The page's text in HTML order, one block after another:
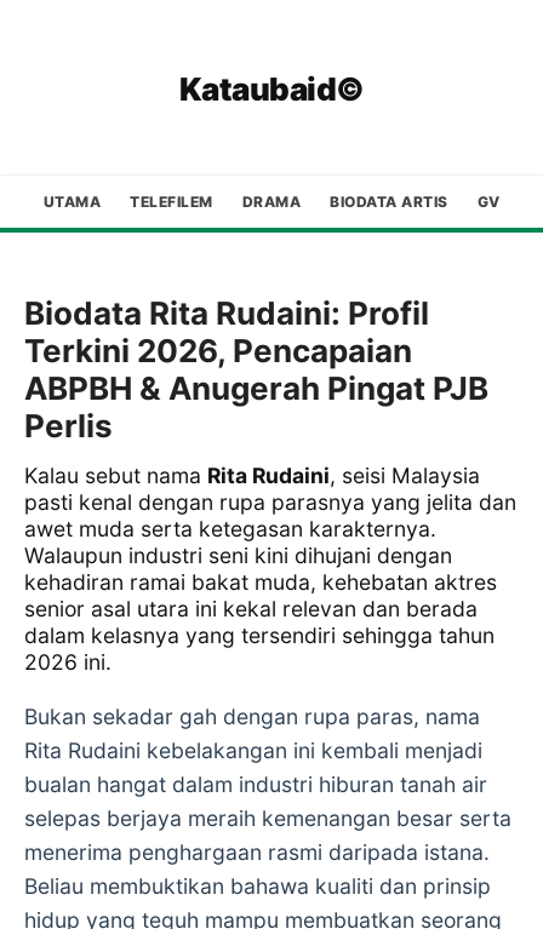
Kataubaid©
UTAMA TELEFILEM DRAMA BIODATA ARTIS GV
Biodata Rita Rudaini: Profil
Terkini 2026, Pencapaian
ABPBH & Anugerah Pingat PJB
Perlis
Kalau sebut nama Rita Rudaini, seisi Malaysia
pasti kenal dengan rupa parasnya yang jelita dan
awet muda serta ketegasan karakternya.
Walaupun industri seni kini dihujani dengan
kehadiran ramai bakat muda, kehebatan aktres
senior asal utara ini kekal relevan dan berada
dalam kelasnya yang tersendiri sehingga tahun
2026 ini.
Bukan sekadar gah dengan rupa paras, nama
Rita Rudaini kebelakangan ini kembali menjadi
bualan hangat dalam industri hiburan tanah air
selepas berjaya meraih kemenangan besar serta
menerima penghargaan rasmi daripada istana.
Beliau membuktikan bahawa kualiti dan prinsip
hidup yang teguh mampu membuatkan seorang